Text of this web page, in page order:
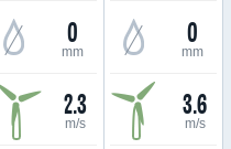
0
mm
2.3
m/s
0
mm
3.6
m/s